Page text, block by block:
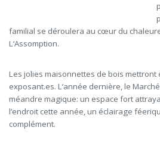
familial se déroulera au cœur du
L‘Assomption.
Les jolies maisonnettes de bois mettront
exposant.es. L’année dernière, le
méandre magique: un espace fort
l’endroit cette année, un éclairage
complément.